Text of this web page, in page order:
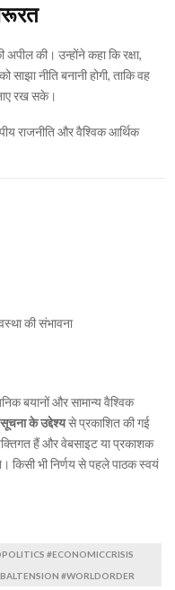
की। उन्होंने कहा कि रक्षा,
नीति बनानी होगी, ताकि वह
रख सके।
राजनीति और वैश्विक आर्थिक
की संभावना
बयानों और सामान्य वैश्विक
सूचना के उद्देश्यसे प्रकाशित की गई
हैं और वेबसाइट या प्रकाशक
किसी भी निर्णय से पहले पाठक स्वयं
#ECONOMICCRISIS
#WORLDORDER